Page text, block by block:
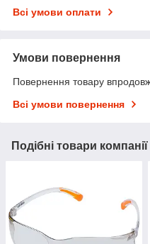
Всі умови оплати
Умови повернення
Повернення товару
Всі умови повернення
Подібні товари компанії